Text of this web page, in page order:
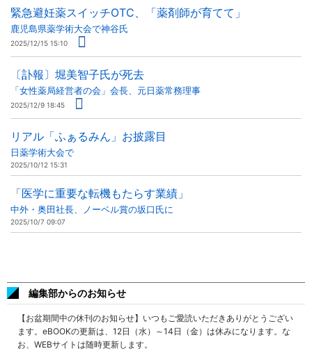
緊急避妊薬スイッチOTC、「薬剤師が育てて」
鹿児島県薬学術大会で神谷氏
2025/12/15 15:10
〔訃報〕堀美智子氏が死去
「女性薬局経営者の会」会長、元日薬常務理事
2025/12/9 18:45
リアル「ふぁるみん」お披露目
日薬学術大会で
2025/10/12 15:31
「医学に重要な転機もたらす業績」
中外・奥田社長、ノーベル賞の坂口氏に
2025/10/7 09:07
編集部からのお知らせ
【お盆期間中の休刊のお知らせ】いつもご愛読いただきありがとうござい
ます。eBOOKの更新は、12日（水）～14日（金）は休みになります。な
お、WEBサイトは随時更新します。